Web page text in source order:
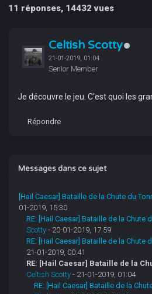
11 réponses, 14432 vues
Celtish Scotty
21-01-2019, 01:04
Senior Member
Je découvre le jeu. C'est quoi les
Répondre
Messages dans ce sujet
[Hail Caesar] Bataille de la Chute du
01-2019, 15:30
RE: [Hail Caesar] Bataille de la Chute
Scotty - 20-01-2019, 17:59
RE: [Hail Caesar] Bataille de la Chute
21-01-2019, 00:41
RE: [Hail Caesar] Bataille de la
Celtish Scotty - 21-01-2019, 01:04
RE: [Hail Caesar] Bataille de la